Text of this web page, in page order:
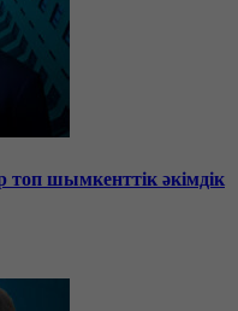
топ шымкенттік әкімдік